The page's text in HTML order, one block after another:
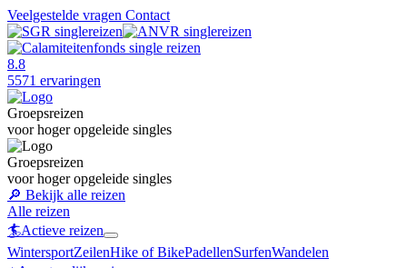
Veelgestelde vragen Contact
8.8
5571 ervaringen
Groepsreizen
voor hoger opgeleide singles
Groepsreizen
voor hoger opgeleide singles
🔎 Bekijk alle reizen
Alle reizen
🏄Actieve reizen
WintersportZeilenHike of BikePadellenSurfenWandelen